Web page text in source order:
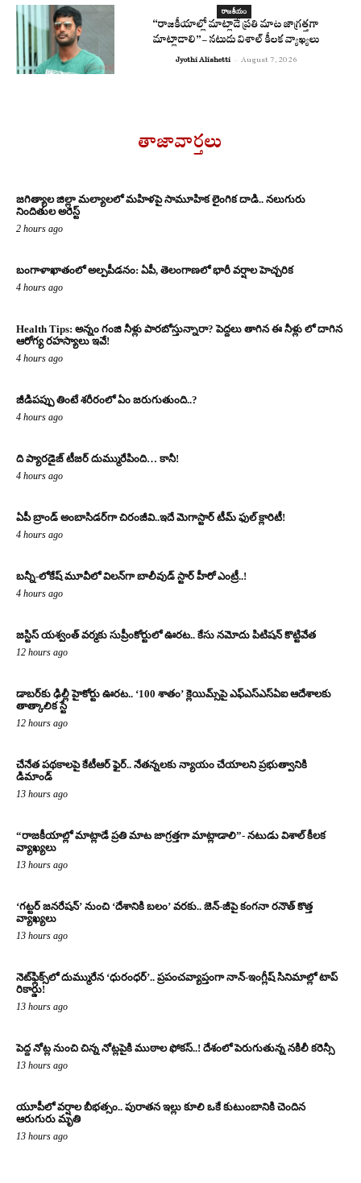
రాజకీయం
“రాజకీయాల్లో మాట్లాడే ప్రతి మాట జాగ్రత్తగా
మాట్లాడాలి”- నటుడు విశాల్ కీలక వ్యాఖ్యలు
Jyothi Alishetti - August 7, 2026
తాజావార్తలు
జగిత్యాల జిల్లా మల్యాలలో మహిళపై సామూహిక లైంగిక దాడి.. నలుగురు
నిందితుల అరెస్ట్
2 hours ago
బంగాళాఖాతంలో అల్పపీడనం: ఏపీ, తెలంగాణలో భారీ వర్షాల హెచ్చరిక
4 hours ago
Health Tips: అన్నం గంజి నీళ్లు పారబోస్తున్నారా? పెద్దలు తాగిన ఈ నీళ్లు లో దాగిన
ఆరోగ్య రహస్యాలు ఇవే!
4 hours ago
జీడిపప్పు తింటే శరీరంలో ఏం జరుగుతుంది..?
4 hours ago
ది ప్యారడైజ్ టీజర్ దుమ్మురేపింది… కానీ!
4 hours ago
ఏపీ బ్రాండ్ అంబాసిడర్‌గా చిరంజీవి..ఇదే మెగాస్టార్ టీమ్ ఫుల్ క్లారిటీ!
4 hours ago
బన్నీ-లోకేష్ మూవీలో విలన్‌గా బాలీవుడ్ స్టార్ హీరో ఎంట్రీ..!
4 hours ago
జస్టిస్ యశ్వంత్ వర్మకు సుప్రీంకోర్టులో ఊరట.. కేసు నమోదు పిటిషన్ కొట్టివేత
12 hours ago
డాబర్‌కు ఢిల్లీ హైకోర్టు ఊరట.. ‘100 శాతం’ క్లెయిమ్స్‌పై ఎఫ్‌ఎస్‌ఎస్‌ఏఐ ఆదేశాలకు
తాత్కాలిక స్టే
12 hours ago
చేనేత పథకాలపై కేటీఆర్ ఫైర్.. నేతన్నలకు న్యాయం చేయాలని ప్రభుత్వానికి
డిమాండ్
13 hours ago
“రాజకీయాల్లో మాట్లాడే ప్రతి మాట జాగ్రత్తగా మాట్లాడాలి”- నటుడు విశాల్ కీలక
వ్యాఖ్యలు
13 hours ago
‘గట్టర్ జనరేషన్’ నుంచి ‘దేశానికి బలం’ వరకు.. జెన్-జీపై కంగనా రనౌత్ కొత్త
వ్యాఖ్యలు
13 hours ago
నెట్‌ఫ్లిక్స్‌లో దుమ్మురేన ‘ధురంధర్’.. ప్రపంచవ్యాప్తంగా నాన్-ఇంగ్లీష్ సినిమాల్లో టాప్
రికార్డు!
13 hours ago
పెద్ద నోట్ల నుంచి చిన్న నోట్లపైకి ముఠాల ఫోకస్..! దేశంలో పెరుగుతున్న నకిలీ కరెన్సీ
13 hours ago
యూపీలో వర్షాల బీభత్సం.. పురాతన ఇల్లు కూలి ఒకే కుటుంబానికి చెందిన
ఆరుగురు మృతి
13 hours ago